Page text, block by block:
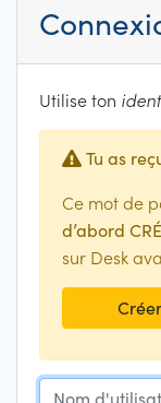
Utilise ton
Tu as
Ce mot de
d’abord
sur Desk
Nom d'utilisateur